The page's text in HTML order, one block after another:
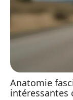
Anatomie
intéressantes